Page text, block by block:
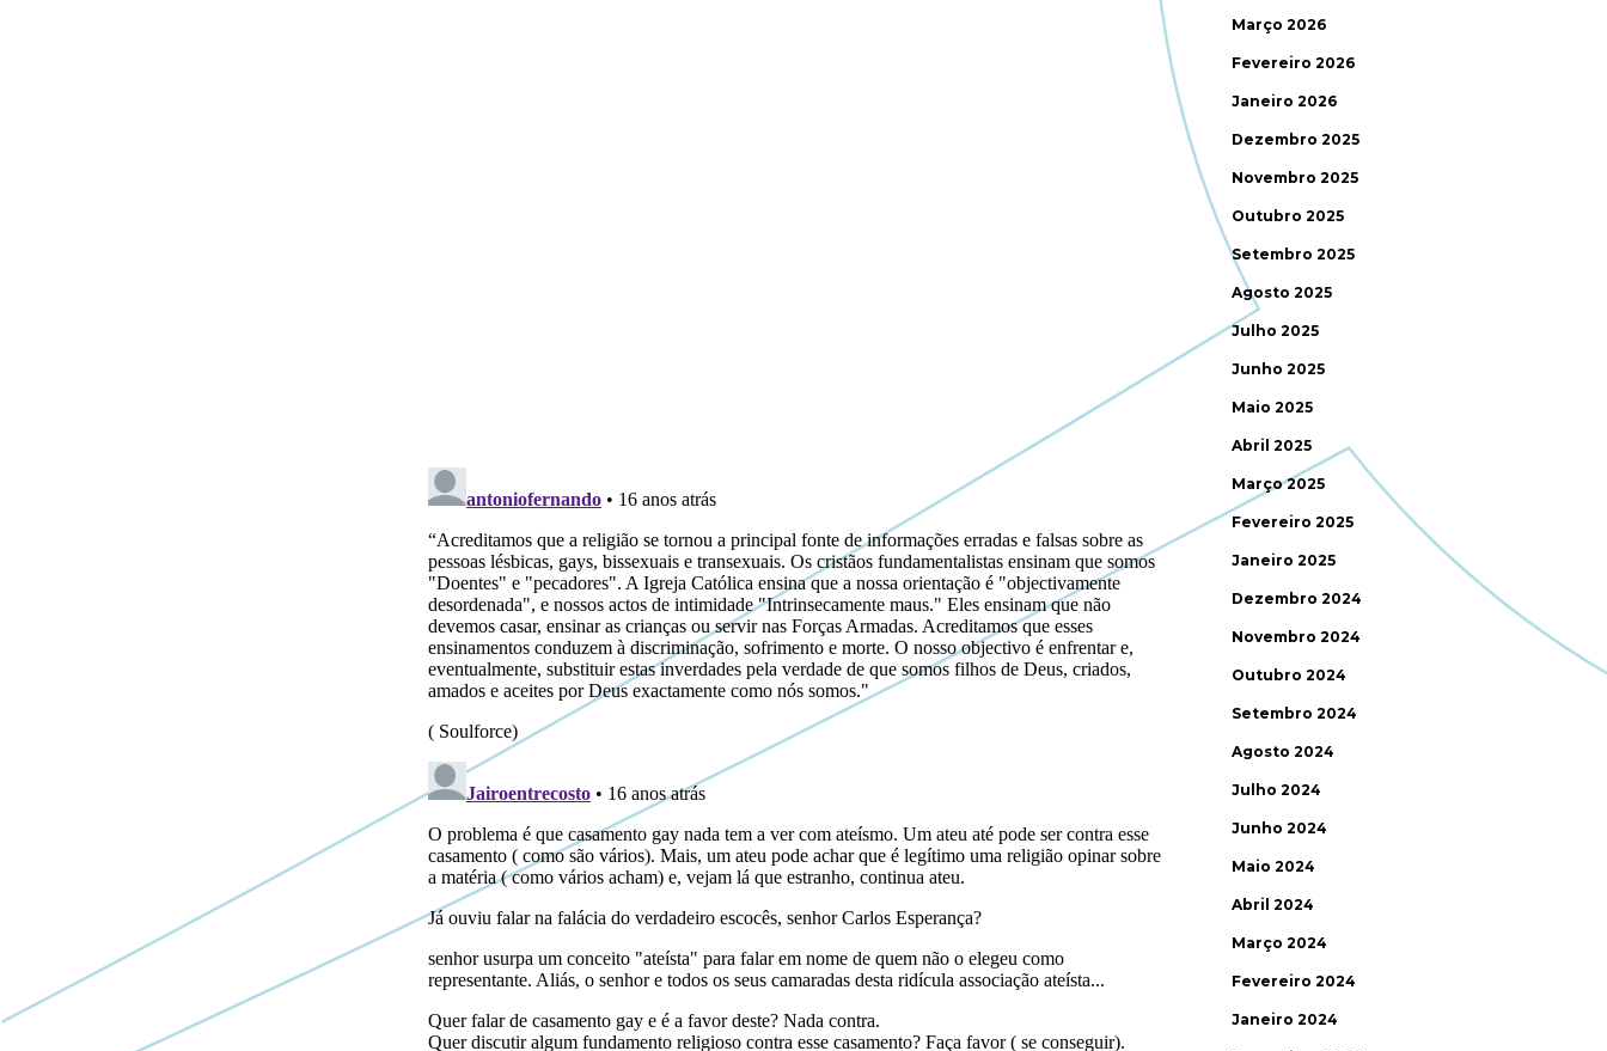
Março 2026
Fevereiro 2026
Janeiro 2026
Dezembro 2025
Novembro 2025
Outubro 2025
Setembro 2025
Agosto 2025
Julho 2025
Junho 2025
Maio 2025
Abril 2025
Março 2025
Fevereiro 2025
Janeiro 2025
Dezembro 2024
Novembro 2024
Outubro 2024
Setembro 2024
Agosto 2024
Julho 2024
Junho 2024
Maio 2024
Abril 2024
Março 2024
Fevereiro 2024
Janeiro 2024